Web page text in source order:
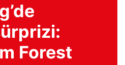
Forest